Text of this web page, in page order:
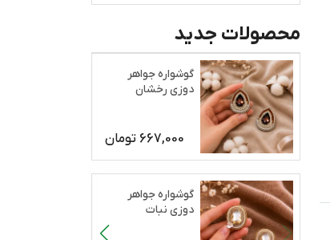
محصولات جدید
گوشواره جواهر
دوزی رخشان
667,000 تومان
گوشواره جواهر
دوزی نبات